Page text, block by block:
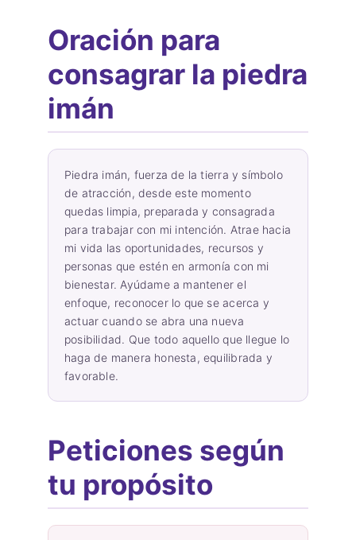
Oración para
consagrar la piedra
imán
Piedra imán, fuerza de la tierra y símbolo
de atracción, desde este momento
quedas limpia, preparada y consagrada
para trabajar con mi intención. Atrae hacia
mi vida las oportunidades, recursos y
personas que estén en armonía con mi
bienestar. Ayúdame a mantener el
enfoque, reconocer lo que se acerca y
actuar cuando se abra una nueva
posibilidad. Que todo aquello que llegue lo
haga de manera honesta, equilibrada y
favorable.
Peticiones según
tu propósito